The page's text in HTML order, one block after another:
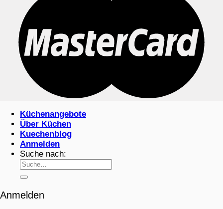
Küchenangebote
Über Küchen
Kuechenblog
Anmelden
Suche nach:
Anmelden